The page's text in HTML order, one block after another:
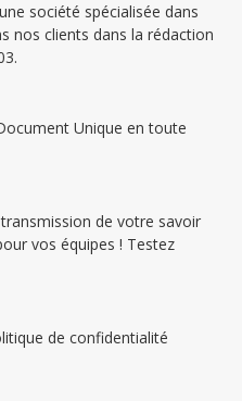
société spécialisée dans
nos clients dans la rédaction
Unique en toute
de votre savoir
vos équipes ! Testez
de confidentialité